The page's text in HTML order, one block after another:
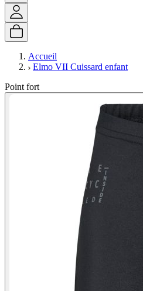
Accueil
Elmo VII Cuissard enfant
Point fort